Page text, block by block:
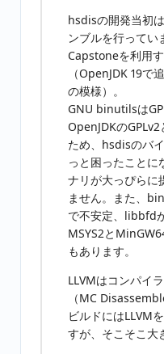
hsdisの開発当初
ンブルを行ってい
Capstoneを利用
（OpenJDK 19で
の模様）。
GNU binutilsは
OpenJDKの
ため、hsdisのバ
っと困ったこと
ナリが大っぴらに
ません。また、
で不安定、libbfd
MSYS2と
もあります。
LLVMはコンパイ
（MC
ビルドにはLLVM
すが、そこそこ大